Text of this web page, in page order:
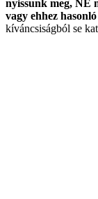
nyissunk meg, NE
vagy ehhez
kíváncsiságból se